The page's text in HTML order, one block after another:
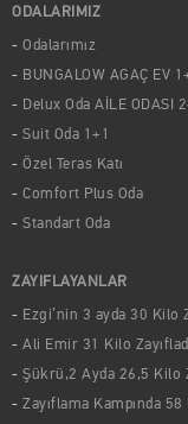
ODALARIMIZ
Odalarımız
BUNGALOW AGAÇ EV
Delux Oda AİLE ODASI
Suit Oda 1+1
Özel Teras Katı
Comfort Plus Oda
Standart Oda
ZAYIFLAYANLAR
Ezgi’nin 3 ayda 30 Kilo
Ali Emir 31 Kilo
Şükrü,2 Ayda 26,5 Kilo
Zayıflama Kampında